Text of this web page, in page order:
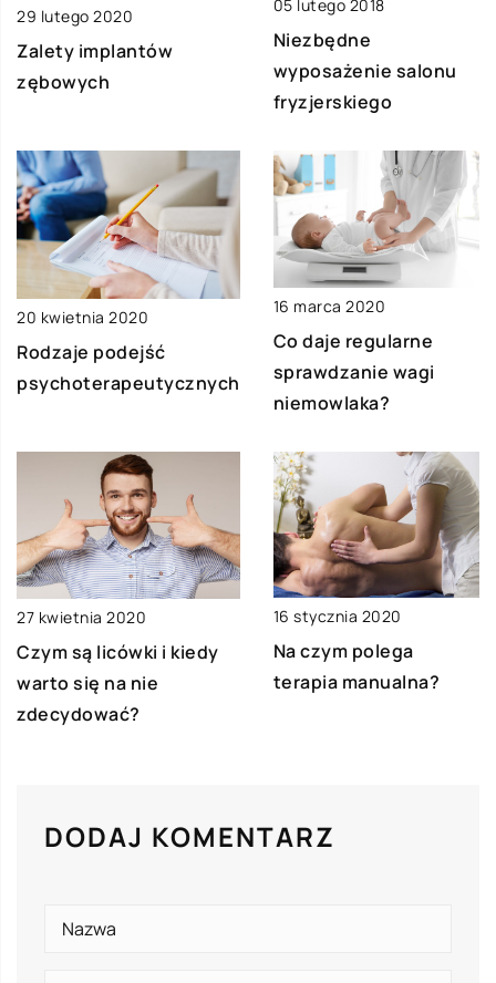
29 lutego 2020
Zalety implantów
zębowych
05 lutego 2018
Niezbędne
wyposażenie salonu
fryzjerskiego
20 kwietnia 2020
Rodzaje podejść
psychoterapeutycznych
16 marca 2020
Co daje regularne
sprawdzanie wagi
niemowlaka?
27 kwietnia 2020
Czym są licówki i kiedy
warto się na nie
zdecydować?
16 stycznia 2020
Na czym polega
terapia manualna?
DODAJ KOMENTARZ